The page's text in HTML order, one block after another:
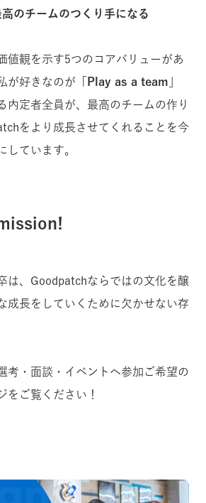
のチームのつくり手になる
値観を示す5つのコアバリューがあ
が好きなのが「
Play as a team 」
内定者全員が、最高のチームの作り
をより成長させてくれることを今
しています。
は、Goodpatchならではの文化を醸
成長をしていくために欠かせない存
考・面談・イベントへ参加ご希望の
をご覧ください！